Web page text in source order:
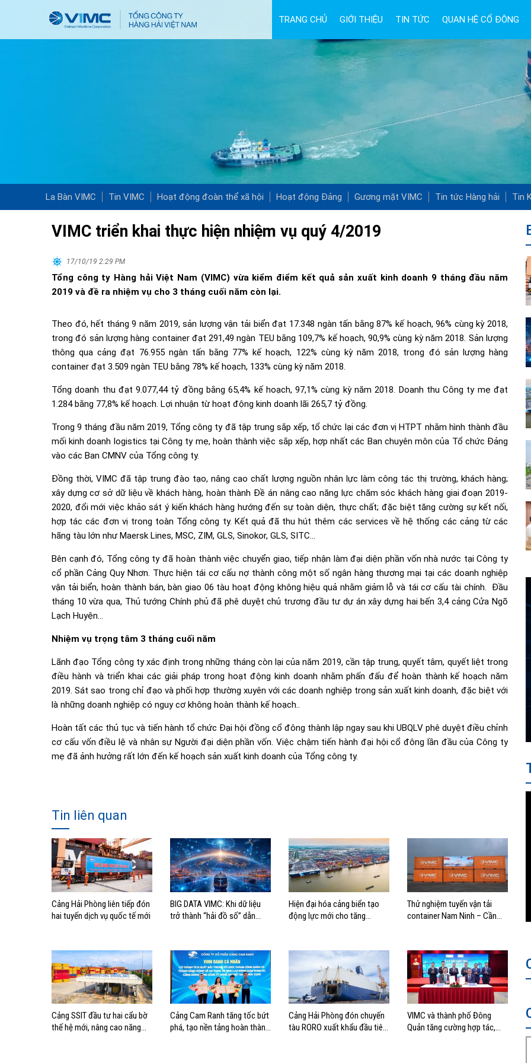
TRANG CHỦ GIỚI THIỆU TIN TỨC QUAN HỆ CỔ ĐÔNG
La Bàn VIMC Tin VIMC Hoạt động đoàn thể xã hội Hoạt động Đảng Gương mặt VIMC Tin tức Hàng hải Tin
VIMC triển khai thực hiện nhiệm vụ quý 4/2019
17/10/19 2:29 PM
Tổng công ty Hàng hải Việt Nam (VIMC) vừa kiểm điểm kết quả sản xuất kinh doanh 9 tháng đầu năm
2019 và đề ra nhiệm vụ cho 3 tháng cuối năm còn lại.
Theo đó, hết tháng 9 năm 2019, sản lượng vận tải biển đạt 17.348 ngàn tấn bằng 87% kế hoạch, 96% cùng kỳ 2018,
trong đó sản lượng hàng container đạt 291,49 ngàn TEU bằng 109,7% kế hoạch, 90,9% cùng kỳ năm 2018. Sản lượng
thông qua cảng đạt 76.955 ngàn tấn bằng 77% kế hoạch, 122% cùng kỳ năm 2018, trong đó sản lượng hàng
container đạt 3.509 ngàn TEU bằng 78% kế hoạch, 133% cùng kỳ năm 2018.
Tổng doanh thu đạt 9.077,44 tỷ đồng bằng 65,4% kế hoạch, 97,1% cùng kỳ năm 2018. Doanh thu Công ty mẹ đạt
1.284 bằng 77,8% kế hoạch. Lợi nhuận từ hoạt động kinh doanh lãi 265,7 tỷ đồng.
Trong 9 tháng đầu năm 2019, Tổng công ty đã tập trung sắp xếp, tổ chức lại các đơn vị HTPT nhằm hình thành đầu
mối kinh doanh logistics tại Công ty mẹ, hoàn thành việc sắp xếp, hợp nhất các Ban chuyên môn của Tổ chức Đảng
vào các Ban CMNV của Tổng công ty.
Đồng thời, VIMC đã tập trung đào tạo, nâng cao chất lượng nguồn nhân lực làm công tác thị trường, khách hàng;
xây dựng cơ sở dữ liệu về khách hàng, hoàn thành Đề án nâng cao năng lực chăm sóc khách hàng giai đoạn 2019-
2020, đổi mới việc khảo sát ý kiến khách hàng hướng đến sự toàn diện, thực chất; đặc biệt tăng cường sự kết nối,
hợp tác các đơn vị trong toàn Tổng công ty. Kết quả đã thu hút thêm các services về hệ thống các cảng từ các
hãng tàu lớn như Maersk Lines, MSC, ZIM, GLS, Sinokor, GLS, SITC…
Bên cạnh đó, Tổng công ty đã hoàn thành việc chuyển giao, tiếp nhận làm đại diện phần vốn nhà nước tại Công ty
cổ phần Cảng Quy Nhơn. Thực hiện tái cơ cấu nợ thành công một số ngân hàng thương mại tại các doanh nghiệp
vận tải biển, hoàn thành bán, bàn giao 06 tàu hoạt động không hiệu quả nhằm giảm lỗ và tái cơ cấu tài chính. Đầu
tháng 10 vừa qua, Thủ tướng Chính phủ đã phê duyệt chủ trương đầu tư dự án xây dựng hai bến 3,4 cảng Cửa Ngõ
Lạch Huyện…
Nhiệm vụ trọng tâm 3 tháng cuối năm
Lãnh đạo Tổng công ty xác định trong những tháng còn lại của năm 2019, cần tập trung, quyết tâm, quyết liệt trong
điều hành và triển khai các giải pháp trong hoạt động kinh doanh nhằm phấn đấu để hoàn thành kế hoạch năm
2019. Sát sao trong chỉ đạo và phối hợp thường xuyên với các doanh nghiệp trong sản xuất kinh doanh, đặc biệt với
là những doanh nghiệp có nguy cơ không hoàn thành kế hoạch..
Hoàn tất các thủ tục và tiến hành tổ chức Đại hội đồng cổ đông thành lập ngay sau khi UBQLV phê duyệt điều chỉnh
cơ cấu vốn điều lệ và nhân sự Người đại diện phần vốn. Việc chậm tiến hành đại hội cổ đông lần đầu của Công ty
mẹ đã ảnh hưởng rất lớn đến kế hoạch sản xuất kinh doanh của Tổng công ty.
Tin liên quan
Cảng Hải Phòng liên tiếp đón
hai tuyến dịch vụ quốc tế mới
BIG DATA VIMC: Khi dữ liệu
trở thành “hải đồ số” dẫn
Hiện đại hóa cảng biển tạo
động lực mới cho tăng
Thử nghiệm tuyến vận tải
container Nam Ninh – Cần
Cảng SSIT đầu tư hai cẩu bờ
thế hệ mới, nâng cao năng
Cảng Cam Ranh tăng tốc bứt
phá, tạo nền tảng hoàn thành
Cảng Hải Phòng đón chuyến
tàu RORO xuất khẩu đầu tiên
VIMC và thành phố Đông
Quản tăng cường hợp tác,